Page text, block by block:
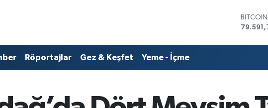
DOLAR
BİST100
Röportajlar Gez & Keşfet Yeme - İçme